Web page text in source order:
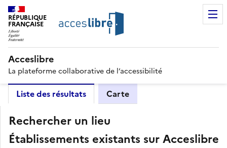
RÉPUBLIQUE
FRANÇAISE
Acceslibre
La plateforme collaborative de l’accessibilité
Liste des résultats Carte
Rechercher un lieu
Établissements existants sur Acceslibre